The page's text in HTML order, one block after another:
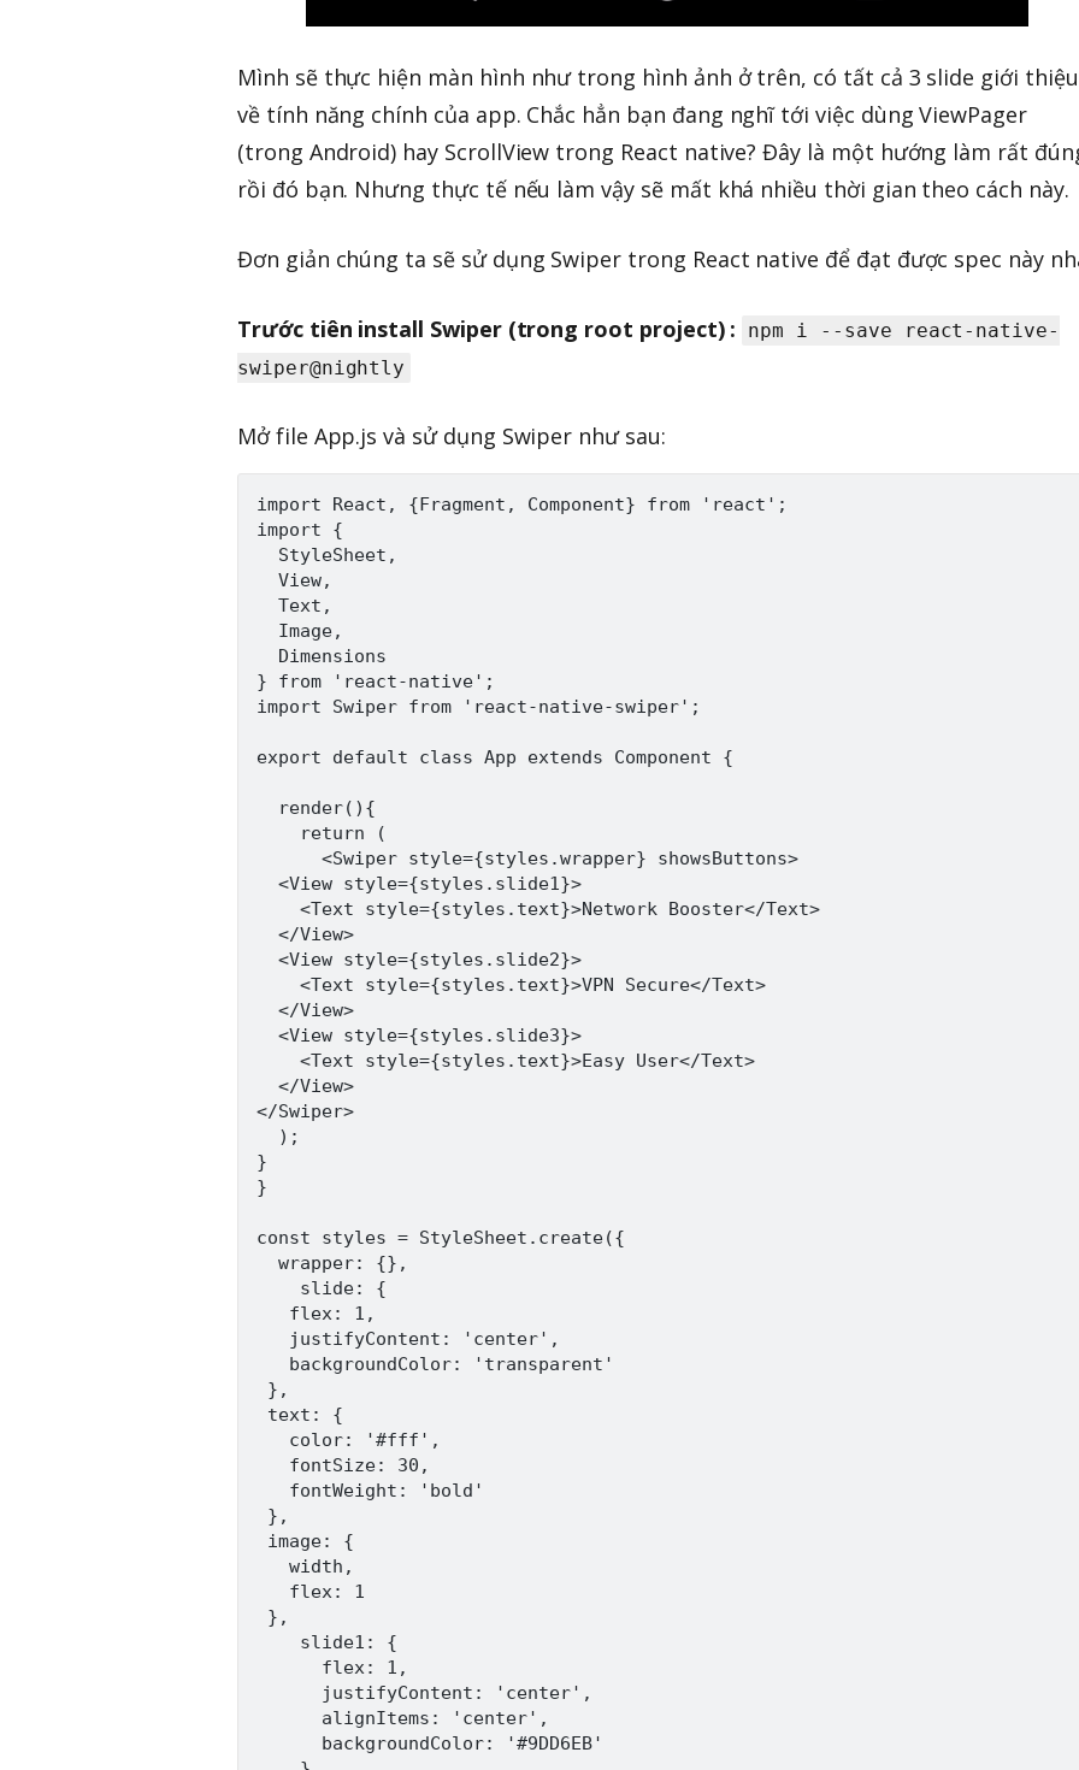
Mình sẽ thực hiện màn hình như trong hình ảnh ở trên, có tất cả 3 slide giới thiệu
về tính năng chính của app. Chắc hẳn bạn đang nghĩ tới việc dùng ViewPager
(trong Android) hay ScrollView trong React native? Đây là một hướng làm rất
rồi đó bạn. Nhưng thực tế nếu làm vậy sẽ mất khá nhiều thời gian theo cách này.
Đơn giản chúng ta sẽ sử dụng Swiper trong React native để đạt được spec này
Trước tiên install Swiper (trong root project) :
npm i --save react-native-
swiper@nightly
Mở file App.js và sử dụng Swiper như sau:
import React, {Fragment, Component} from 'react';
import {
  StyleSheet,
  View,
  Text,
  Image,
  Dimensions
} from 'react-native';
import Swiper from 'react-native-swiper';
export default class App extends Component {
  render(){
    return (
      <Swiper style={styles.wrapper} showsButtons>
  <View style={styles.slide1}>
    <Text style={styles.text}>Network Booster</Text>
  </View>
  <View style={styles.slide2}>
    <Text style={styles.text}>VPN Secure</Text>
  </View>
  <View style={styles.slide3}>
    <Text style={styles.text}>Easy User</Text>
  </View>
</Swiper>
  );
}
}
const styles = StyleSheet.create({
  wrapper: {},
    slide: {
   flex: 1,
   justifyContent: 'center',
   backgroundColor: 'transparent'
},
text: {
   color: '#fff',
   fontSize: 30,
   fontWeight: 'bold'
},
image: {
   width,
   flex: 1
},
    slide1: {
      flex: 1,
      justifyContent: 'center',
      alignItems: 'center',
      backgroundColor: '#9DD6EB'